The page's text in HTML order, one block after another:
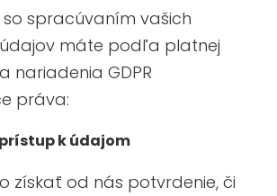
so spracúvaním vašich
máte podľa platnej
nariadenia GDPR
práva:
k údajom
získať od nás potvrdenie, či